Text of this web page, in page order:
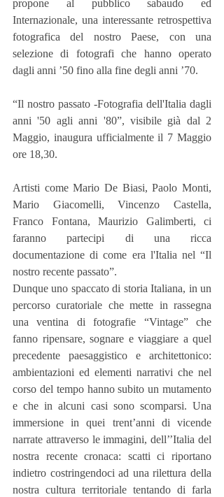
propone al pubblico sabaudo ed
Internazionale, una interessante retrospettiva
fotografica del nostro Paese, con una
selezione di fotografi che hanno operato
dagli anni ’50 fino alla fine degli anni ’70.
“Il nostro passato -Fotografia dell'Italia dagli
anni '50 agli anni '80”, visibile già dal 2
Maggio, inaugura ufficialmente il 7 Maggio
ore 18,30.
Artisti come Mario De Biasi, Paolo Monti,
Mario Giacomelli, Vincenzo Castella,
Franco Fontana, Maurizio Galimberti, ci
faranno partecipi di una ricca
documentazione di come era l'Italia nel “Il
nostro recente passato”.
Dunque uno spaccato di storia Italiana, in un
percorso curatoriale che mette in rassegna
una ventina di fotografie “Vintage” che
fanno ripensare, sognare e viaggiare a quel
precedente paesaggistico e architettonico:
ambientazioni ed elementi narrativi che nel
corso del tempo hanno subito un mutamento
e che in alcuni casi sono scomparsi. Una
immersione in quei trent’anni di vicende
narrate attraverso le immagini, dell’’Italia del
nostra recente cronaca: scatti ci riportano
indietro costringendoci ad una rilettura della
nostra cultura territoriale tentando di farla